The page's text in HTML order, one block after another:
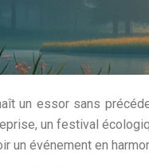
un essor sans
un festival
un événement en